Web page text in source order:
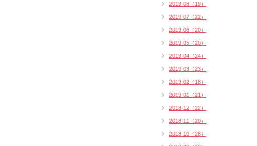
2019-08（19）
2019-07（22）
2019-06（20）
2019-05（20）
2019-04（24）
2019-03（23）
2019-02（18）
2019-01（21）
2018-12（22）
2018-11（20）
2018-10（28）